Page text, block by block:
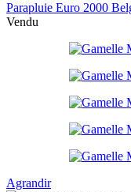
Parapluie Euro 2000
Vendu
Agrandir